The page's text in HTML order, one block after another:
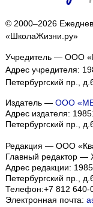
© 2000–2026
«ШколаЖизни.ру»
Учредитель — ООО
Адрес учредителя:
Петербургский пр.,
Издатель — ООО
Адрес издателя:
Петербургский пр.,
Редакция — ООО
Главный редактор —
Адрес редакции:
Петербургский пр.,
Телефон:+7 812 640-
Электронная почта: